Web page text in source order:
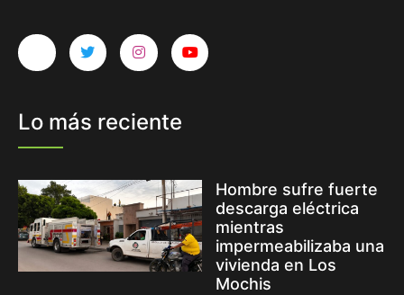
Lo más reciente
Hombre sufre fuerte
descarga eléctrica
mientras
impermeabilizaba una
vivienda en Los
Mochis